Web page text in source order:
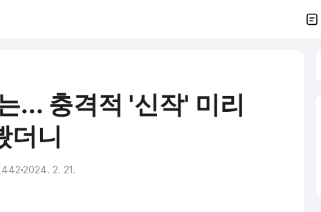
... 충격적 '신작' 미리
더니
2024. 2. 21.